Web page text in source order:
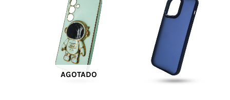
AGOTADO